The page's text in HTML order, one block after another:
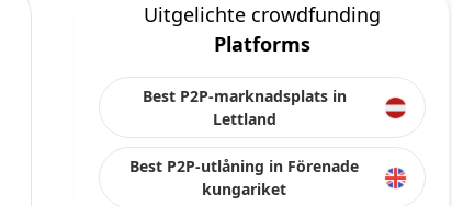
Uitgelichte crowdfunding
Platforms
Best P2P-marknadsplats in
Lettland
Best P2P-utlåning in Förenade
kungariket